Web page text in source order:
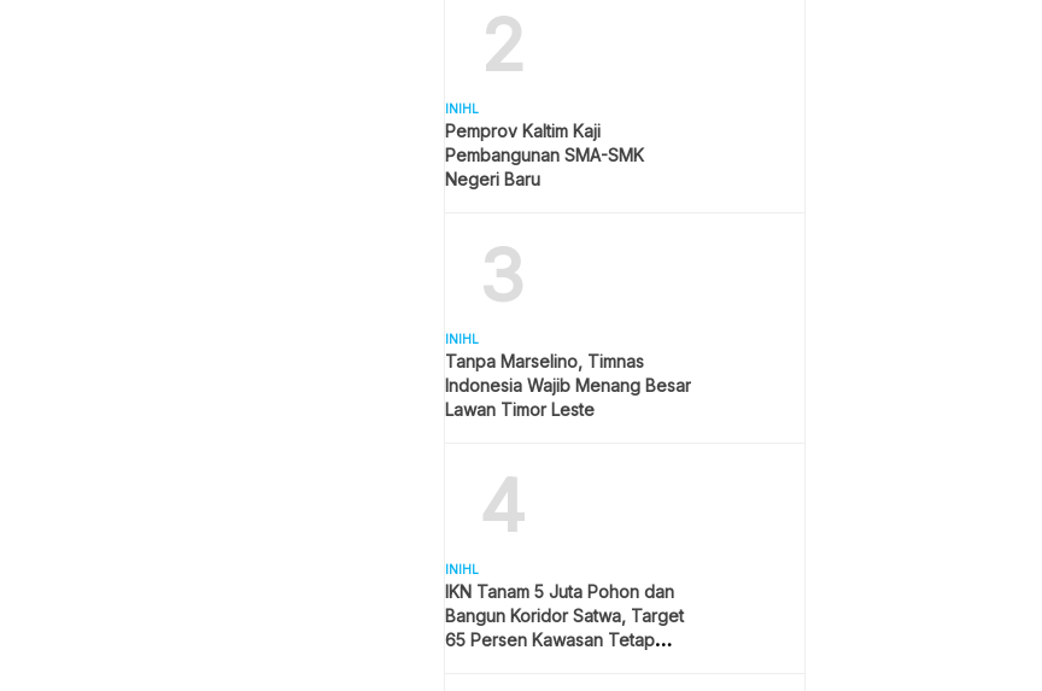
2
INIHL
Pemprov Kaltim Kaji
Pembangunan SMA-SMK
Negeri Baru
3
INIHL
Tanpa Marselino, Timnas
Indonesia Wajib Menang Besar
Lawan Timor Leste
4
INIHL
IKN Tanam 5 Juta Pohon dan
Bangun Koridor Satwa, Target
65 Persen Kawasan Tetap